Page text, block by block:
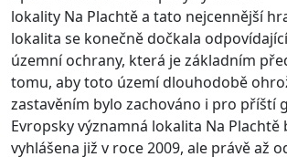
lokality Na Plachtě a tato nejcennější
lokalita se konečně dočkala odpovídající
územní ochrany, která je základním
tomu, aby toto území dlouhodobě
zastavěním bylo zachováno i pro příští
Evropsky významná lokalita Na Plachtě
vyhlášena již v roce 2009, ale právě až